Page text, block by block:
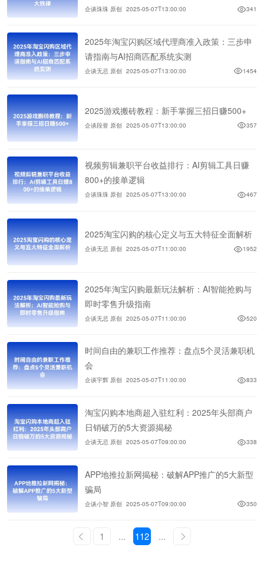
企谈珠珠 原创 2025-05-07T13:00:00 341
2025年淘宝闪购区域代理商准入政策：三步申
请指南与AI招商匹配系统实测
企谈无忌 原创 2025-05-07T13:00:00 1454
2025游戏搬砖教程：新手掌握三招日赚500+
企谈段誉 原创 2025-05-07T13:00:00 357
视频剪辑兼职平台收益排行：AI剪辑工具日赚
800+的接单逻辑
企谈珠珠 原创 2025-05-07T13:00:00 467
2025淘宝闪购的核心定义与五大特征全面解析
企谈无忌 原创 2025-05-07T11:00:00 1952
2025年淘宝闪购最新玩法解析：AI智能抢购与
即时零售升级指南
企谈无忌 原创 2025-05-07T11:00:00 520
时间自由的兼职工作推荐：盘点5个灵活兼职机
会
企谈宇辉 原创 2025-05-07T11:00:00 833
淘宝闪购本地商超入驻红利：2025年头部商户
日销破万的5大资源揭秘
企谈无忌 原创 2025-05-07T09:00:00 338
APP地推拉新网揭秘：破解APP推广的5大新型
骗局
企谈小智 原创 2025-05-07T09:00:00 350
1 ... 112 ...